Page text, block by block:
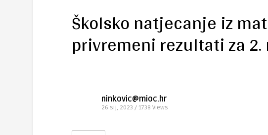
Školsko natjecanje iz
privremeni rezultati za
ninkovic@mioc.hr
26 sij, 2023 / 1738 Views